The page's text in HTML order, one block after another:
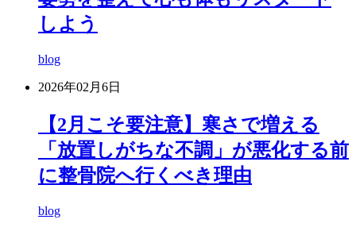
しよう
blog
2026年02月6日
【2月こそ要注意】寒さで増える
「放置しがちな不調」が悪化する前
に整骨院へ行くべき理由
blog